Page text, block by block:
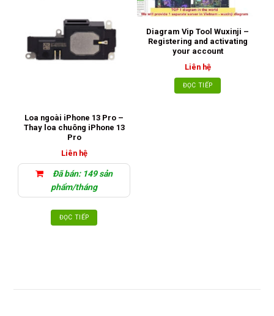
Loa ngoài iPhone 13 Pro –
Thay loa chuông iPhone 13
Pro
Liên hệ
Đã bán: 149 sản
phẩm/tháng
ĐỌC TIẾP
Diagram Vip Tool Wuxinji –
Registering and activating
your account
Liên hệ
ĐỌC TIẾP